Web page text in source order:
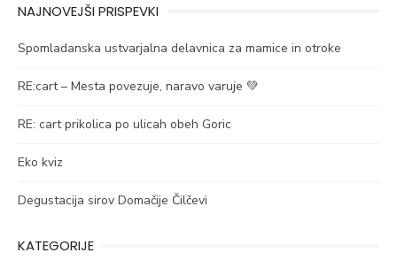
NAJNOVEJŠI PRISPEVKI
Spomladanska ustvarjalna delavnica za mamice in otroke
RE:cart – Mesta povezuje, naravo varuje 💚
RE: cart prikolica po ulicah obeh Goric
Eko kviz
Degustacija sirov Domačije Čilčevi
KATEGORIJE